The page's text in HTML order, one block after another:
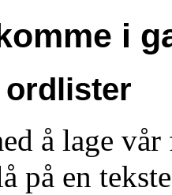
i
å lage
på en